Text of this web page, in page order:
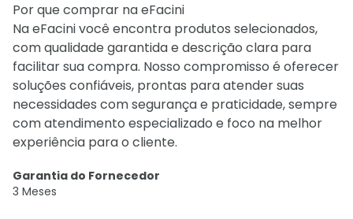
Por que comprar na eFacini
Na eFacini você encontra produtos selecionados,
com qualidade garantida e descrição clara para
facilitar sua compra. Nosso compromisso é oferecer
soluções confiáveis, prontas para atender suas
necessidades com segurança e praticidade, sempre
com atendimento especializado e foco na melhor
experiência para o cliente.
Garantia do Fornecedor
3 Meses